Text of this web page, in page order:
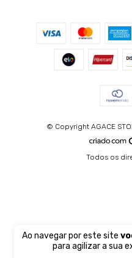
Ao navegar por este site
para agilizar a sua
© Copyright AGACE
Todos os